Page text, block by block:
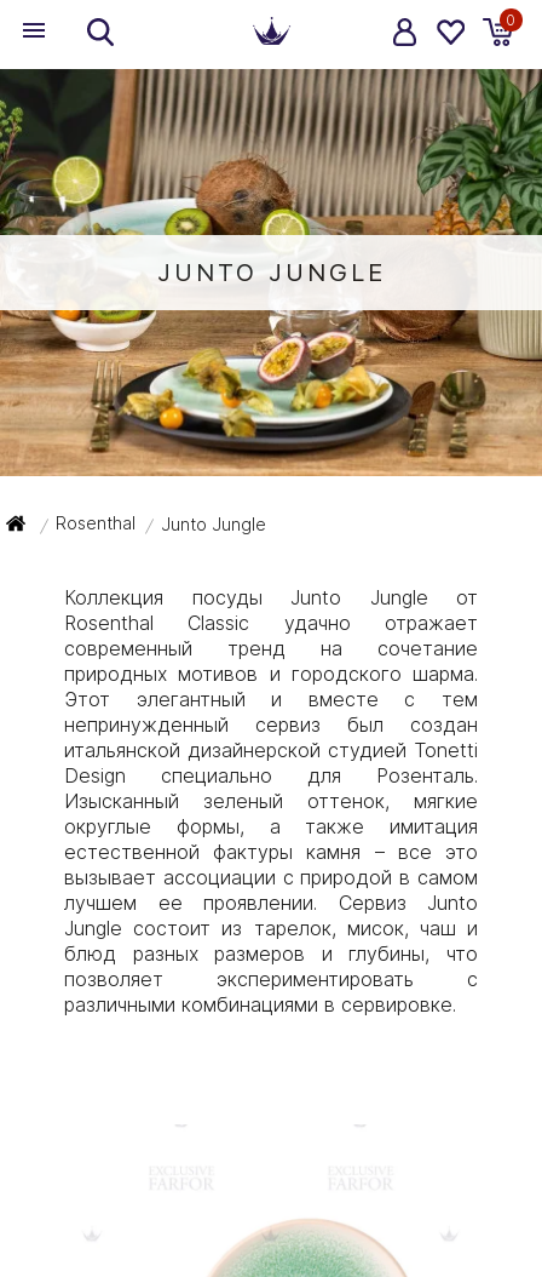
0
JUNTO JUNGLE
/ Rosenthal / Junto Jungle
Коллекция посуды Junto Jungle от
Rosenthal Classic удачно отражает
современный тренд на сочетание
природных мотивов и городского шарма.
Этот элегантный и вместе с тем
непринужденный сервиз был создан
итальянской дизайнерской студией Tonetti
Design специально для Розенталь.
Изысканный зеленый оттенок, мягкие
округлые формы, а также имитация
естественной фактуры камня – все это
вызывает ассоциации с природой в самом
лучшем ее проявлении. Сервиз Junto
Jungle состоит из тарелок, мисок, чаш и
блюд разных размеров и глубины, что
позволяет экспериментировать с
различными комбинациями в сервировке.